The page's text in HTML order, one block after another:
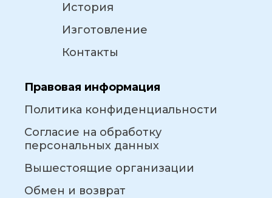
История
Изготовление
Контакты
Правовая информация
Политика конфиденциальности
Согласие на обработку
персональных данных
Вышестоящие организации
Обмен и возврат